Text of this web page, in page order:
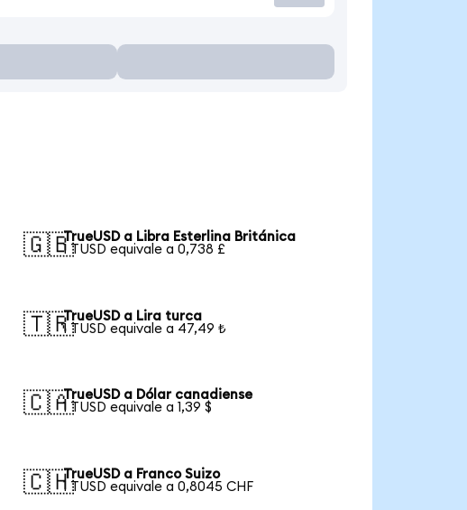
🇬🇧TrueUSD a Libra Esterlina Británica
1 TUSD equivale a 0,738 £
🇹🇷TrueUSD a Lira turca
1 TUSD equivale a 47,49 ₺
🇨🇦TrueUSD a Dólar canadiense
1 TUSD equivale a 1,39 $
🇨🇭TrueUSD a Franco Suizo
1 TUSD equivale a 0,8045 CHF